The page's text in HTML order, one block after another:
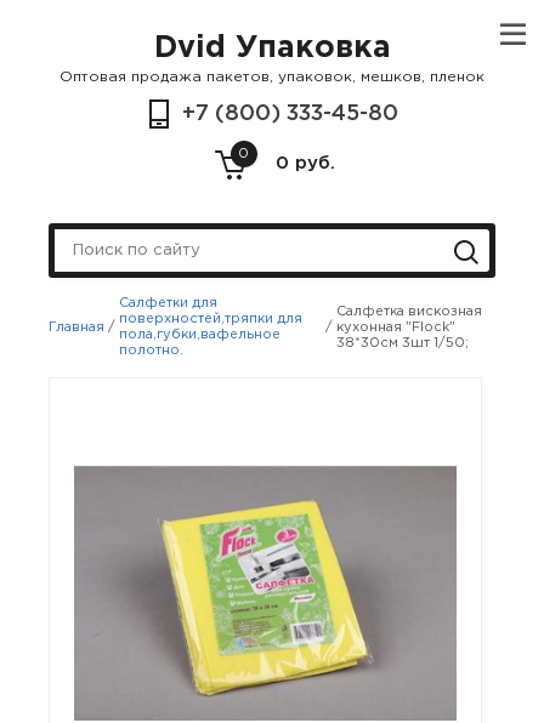
Dvid Упаковка
Оптовая продажа пакетов, упаковок, мешков, пленок
+7 (800) 333-45-80
0
0 руб.
Главная /
Салфетки для
поверхностей,тряпки для
пола,губки,вафельное
полотно.
/
Салфетка вискозная
кухонная "Flock"
38*30см 3шт 1/50;